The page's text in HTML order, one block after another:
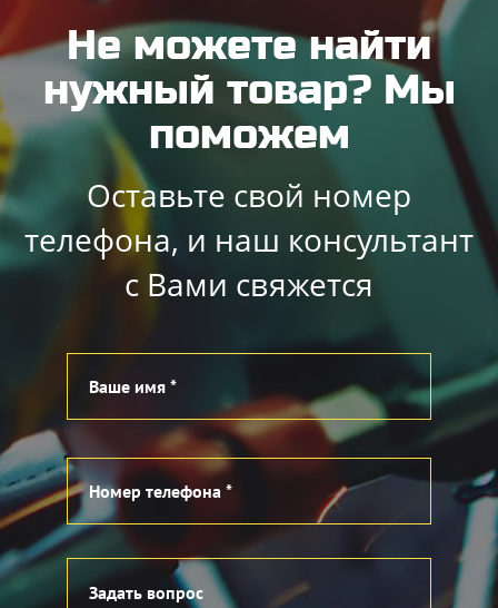
Не можете найти
нужный товар? Мы
поможем